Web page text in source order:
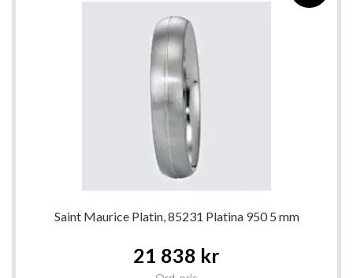
Saint Maurice Platin, 85231 Platina 950 5 mm
21 838 kr